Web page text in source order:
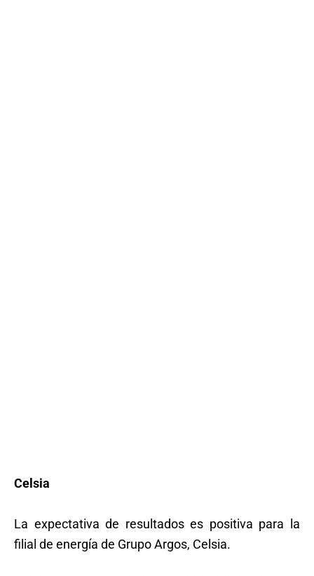
Celsia
La expectativa de resultados es positiva para la
filial de energía de Grupo Argos, Celsia.